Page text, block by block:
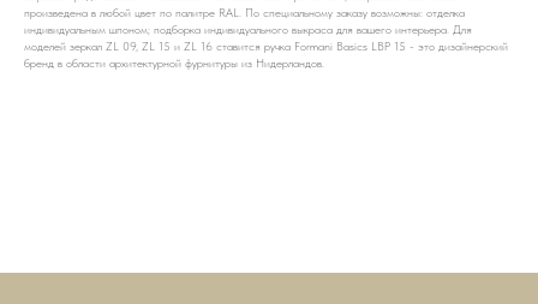
произведена в любой цвет по палитре RAL. По специальному заказу возможны: отделка
индивидуальным шпоном; подборка индивидуального выкраса для вашего интерьера. Для
моделей зеркал ZL 09, ZL 15 и ZL 16 ставится ручка Formani Basics LBP 15 - это дизайнерский
бренд в области архитектурной фурнитуры из Нидерландов.